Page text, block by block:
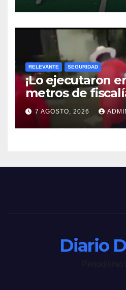
RELEVANTE SEGURIDAD
¡Lo ejecutaron
metros de
7 AGOSTO, 2026
Diario